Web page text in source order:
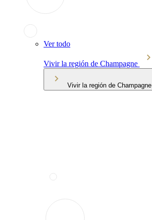
Ver todo
Vivir la región de Champagne
Vivir la región de Champagne